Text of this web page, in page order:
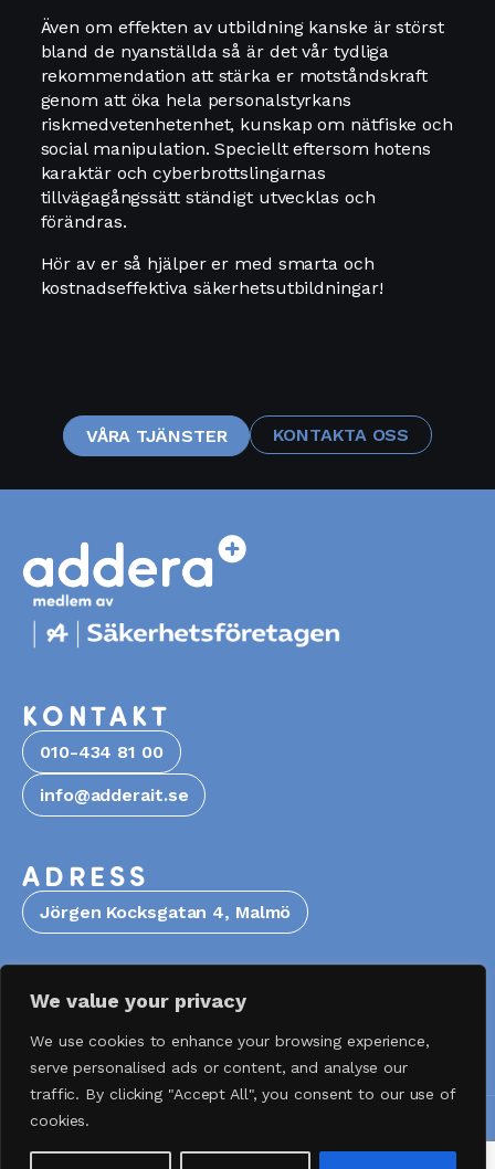
We value your privacy
We use cookies to enhance your browsing experience,
serve personalised ads or content, and analyse our
traffic. By clicking "Accept All", you consent to our use of
cookies.
Även om effekten av utbildning kanske är störst
bland de nyanställda så är det vår tydliga
rekommendation att stärka er motståndskraft
genom att öka hela personalstyrkans
riskmedvetenhetenhet, kunskap om nätfiske och
social manipulation. Speciellt eftersom hotens
karaktär och cyberbrottslingarnas
tillvägagångssätt ständigt utvecklas och
förändras.
Hör av er så hjälper er med smarta och
kostnadseffektiva säkerhetsutbildningar!
VÅRA TJÄNSTER KONTAKTA OSS
KONTAKT
010-434 81 00
info@adderait.se
ADRESS
Jörgen Kocksgatan 4, Malmö
FÖLJ OSS
Integritetspolicy
© 2026 Addera IT